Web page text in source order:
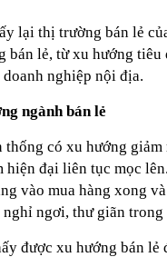
lại thị trường bán lẻ
lẻ, từ xu hướng tiêu
nghiệp nội địa.
ngành bán lẻ
có xu hướng giảm
hiện đại liên tục mọc
vào mua hàng xong
ngơi, thư giãn trong
được xu hướng bán